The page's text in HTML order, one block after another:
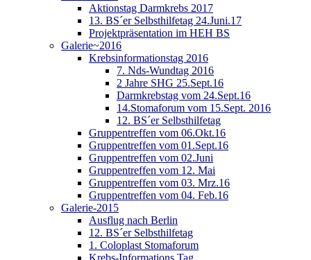
Aktionstag Darmkrebs 2017
13. BS´er Selbsthilfetag 24.Juni.17
Projektpräsentation im HEH BS
Galerie~2016
Krebsinformationstag 2016
7. Nds-Wundtag 2016
2 Jahre SHG 25.Sept.16
Darmkrebstag vom 24.Sept.16
14.Stomaforum vom 15.Sept. 2016
12. BS´er Selbsthilfetag
Gruppentreffen vom 06.Okt.16
Gruppentreffen vom 01.Sept.16
Gruppentreffen vom 02.Juni
Gruppentreffen vom 12. Mai
Gruppentreffen vom 03. Mrz.16
Gruppentreffen vom 04. Feb.16
Galerie-2015
Ausflug nach Berlin
12. BS´er Selbsthilfetag
1. Coloplast Stomaforum
Krebs-Informations Tag